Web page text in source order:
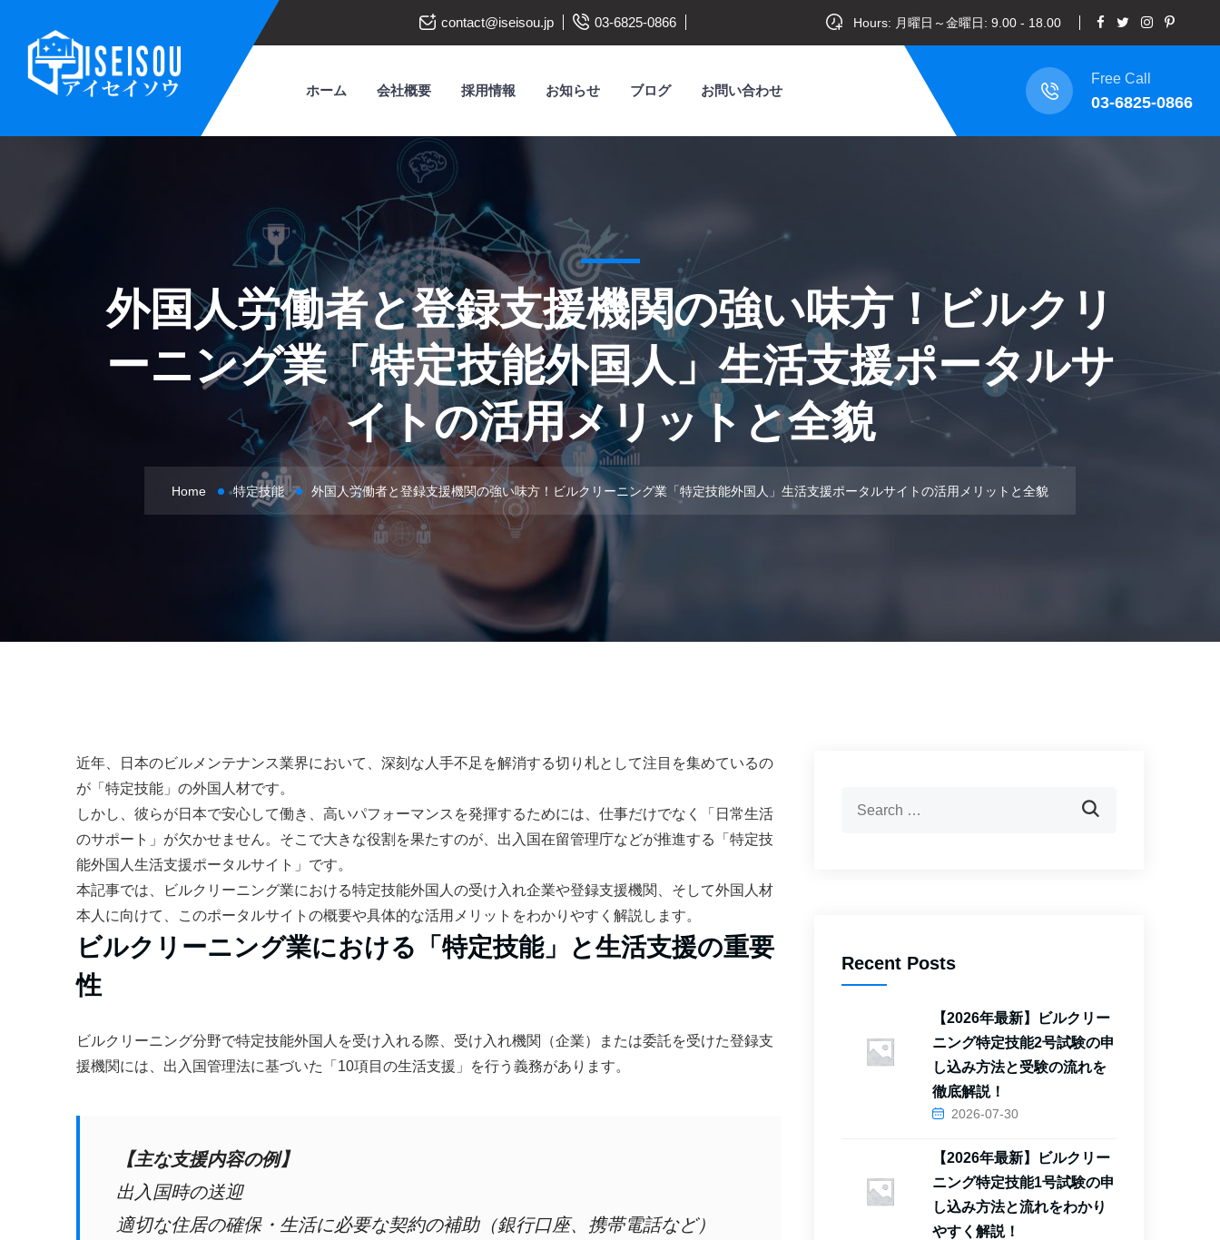
contact@iseisou.jp 03-6825-0866 Hours: 月曜日～金曜日: 9.00 - 18.00
ホーム 会社概要 採用情報 お知らせ ブログ お問い合わせ
Free Call
03-6825-0866
外国人労働者と登録支援機関の強い味方！ビルクリ
ーニング業「特定技能外国人」生活支援ポータルサ
イトの活用メリットと全貌
Home 特定技能 外国人労働者と登録支援機関の強い味方！ビルクリーニング業「特定技能外国人」生活支援ポータルサイトの活用メリットと全貌
近年、日本のビルメンテナンス業界において、深刻な人手不足を解消する切り札として注目を集めているの
が「特定技能」の外国人材です。
しかし、彼らが日本で安心して働き、高いパフォーマンスを発揮するためには、仕事だけでなく「日常生活
のサポート」が欠かせません。そこで大きな役割を果たすのが、出入国在留管理庁などが推進する「特定技
能外国人生活支援ポータルサイト」です。
本記事では、ビルクリーニング業における特定技能外国人の受け入れ企業や登録支援機関、そして外国人材
本人に向けて、このポータルサイトの概要や具体的な活用メリットをわかりやすく解説します。
ビルクリーニング業における「特定技能」と生活支援の重要
性
ビルクリーニング分野で特定技能外国人を受け入れる際、受け入れ機関（企業）または委託を受けた登録支
援機関には、出入国管理法に基づいた「10項目の生活支援」を行う義務があります。
【主な支援内容の例】
出入国時の送迎
適切な住居の確保・生活に必要な契約の補助（銀行口座、携帯電話など）
Recent Posts
【2026年最新】ビルクリー
ニング特定技能2号試験の申
し込み方法と受験の流れを
徹底解説！
2026-07-30
【2026年最新】ビルクリー
ニング特定技能1号試験の申
し込み方法と流れをわかり
やすく解説！